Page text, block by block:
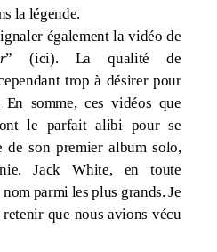
la légende.
également la vidéo de
” (ici). La qualité de
trop à désirer pour
En somme, ces vidéos que
le parfait alibi pour se
de son premier album solo,
Jack White, en toute
parmi les plus grands. Je
que nous avions vécu